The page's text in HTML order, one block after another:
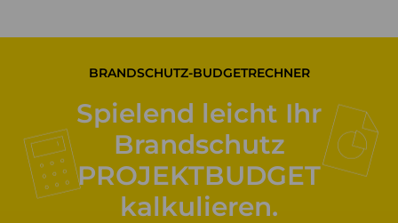
BRANDSCHUTZ-BUDGETRECHNER
Spielend leicht Ihr
Brandschutz
PROJEKTBUDGET
kalkulieren.